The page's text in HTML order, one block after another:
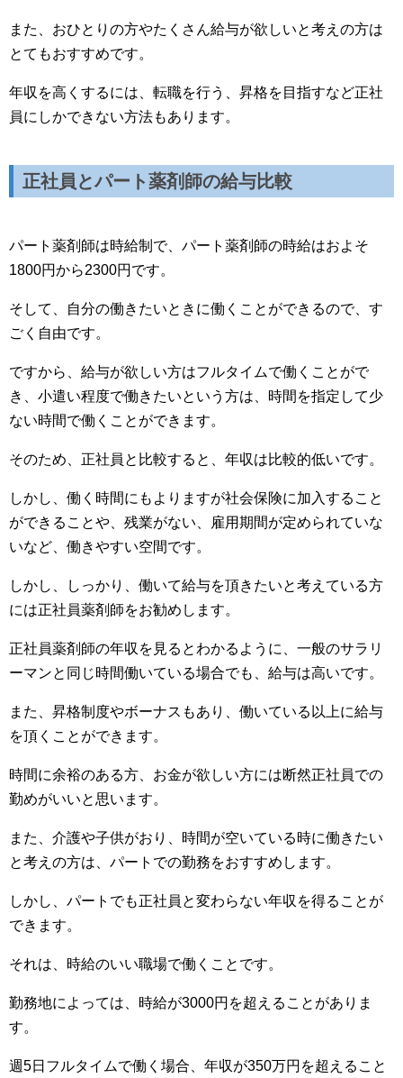
また、おひとりの方やたくさん給与が欲しいと考えの方は
とてもおすすめです。
年収を高くするには、転職を行う、昇格を目指すなど正社
員にしかできない方法もあります。
正社員とパート薬剤師の給与比較
パート薬剤師は時給制で、パート薬剤師の時給はおよそ
1800円から2300円です。
そして、自分の働きたいときに働くことができるので、す
ごく自由です。
ですから、給与が欲しい方はフルタイムで働くことがで
き、小遣い程度で働きたいという方は、時間を指定して少
ない時間で働くことができます。
そのため、正社員と比較すると、年収は比較的低いです。
しかし、働く時間にもよりますが社会保険に加入すること
ができることや、残業がない、雇用期間が定められていな
いなど、働きやすい空間です。
しかし、しっかり、働いて給与を頂きたいと考えている方
には正社員薬剤師をお勧めします。
正社員薬剤師の年収を見るとわかるように、一般のサラリ
ーマンと同じ時間働いている場合でも、給与は高いです。
また、昇格制度やボーナスもあり、働いている以上に給与
を頂くことができます。
時間に余裕のある方、お金が欲しい方には断然正社員での
勤めがいいと思います。
また、介護や子供がおり、時間が空いている時に働きたい
と考えの方は、パートでの勤務をおすすめします。
しかし、パートでも正社員と変わらない年収を得ることが
できます。
それは、時給のいい職場で働くことです。
勤務地によっては、時給が3000円を超えることがありま
す。
週5日フルタイムで働く場合、年収が350万円を超えること